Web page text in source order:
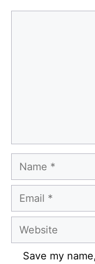
Name
Email
Website
Save my